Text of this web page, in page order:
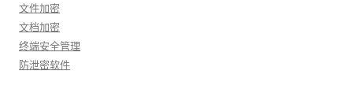
文件加密
文档加密
终端安全管理
防泄密软件